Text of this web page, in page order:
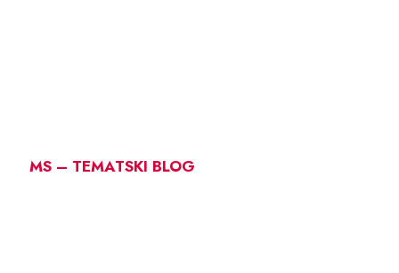
MS – TEMATSKI BLOG